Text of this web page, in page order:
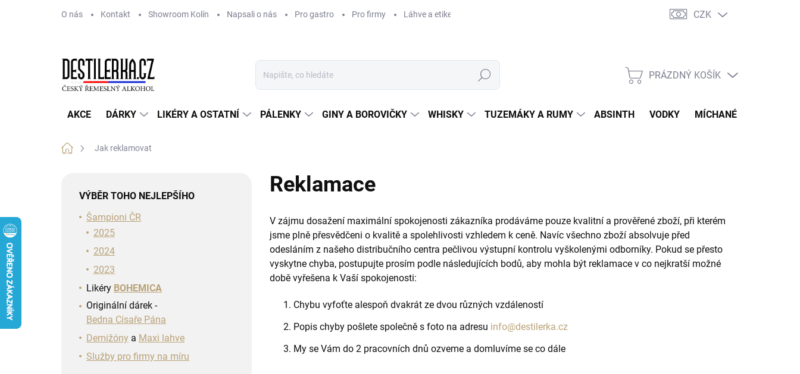
O nás Kontakt Showroom Kolín Napsali o nás Pro gastro Pro firmy Láhve a etikety na míru Doprava Jak balíme zásilky
CZK
Hledat
NÁKUPNÍ
PRÁZDNÝ KOŠÍK
AKCE DÁRKY LIKÉRY A OSTATNÍ PÁLENKY GINY A BOROVIČKY WHISKY TUZEMÁKY A RUMY ABSINTH VODKY MÍCHANÉ DRINKY
Domů Jak reklamovat
VÝBĚR TOHO NEJLEPŠÍHO
Šampioni ČR
2025
2024
2023
Likéry BOHEMICA
Originální dárek -
Bedna Císaře Pána
Demižóny a Maxi lahve
Služby pro firmy na míru
Reklamace
V zájmu dosažení maximální spokojenosti zákazníka prodáváme pouze kvalitní a prověřené zboží, při kterém
jsme plně přesvědčeni o kvalitě a spolehlivosti vzhledem k ceně. Navíc všechno zboží absolvuje před
odesláním z našeho distribučního centra pečlivou výstupní kontrolu vyškolenými odborníky. Pokud se přesto
vyskytne chyba, postupujte prosím podle následujících bodů, aby mohla být reklamace v co nejkratší možné
době vyřešena k Vaší spokojenosti:
Chybu vyfoťte alespoň dvakrát ze dvou různých vzdáleností
Popis chyby pošlete společně s foto na adresu info@destilerka.cz
My se Vám do 2 pracovních dnů ozveme a domluvíme se co dále